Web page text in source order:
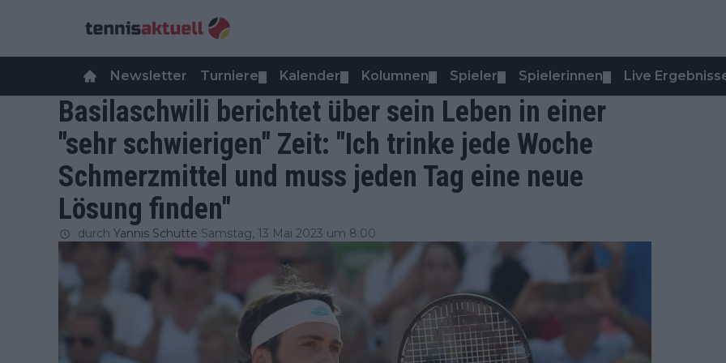
Newsletter Turniere Kalender Kolumnen Spieler Spielerinnen Live
Basilaschwili berichtet über sein Leben in einer
"sehr schwierigen" Zeit: "Ich trinke jede Woche
Schmerzmittel und muss jeden Tag eine neue
Lösung finden"
durch Yannis Schutte Samstag, 13 Mai 2023 um 8:00